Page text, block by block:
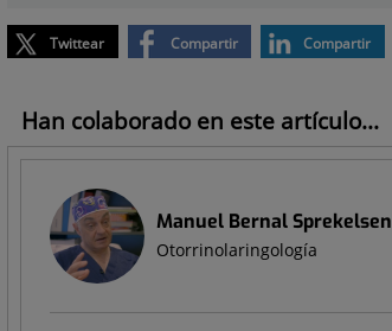
Twittear Compartir Compartir
Han colaborado en este artículo...
Manuel Bernal Sprekelsen
Otorrinolaringología